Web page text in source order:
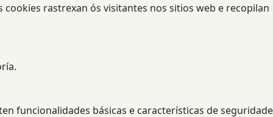
rastrexan ós visitantes nos sitios web e recopilan
funcionalidades básicas e características de seguridade